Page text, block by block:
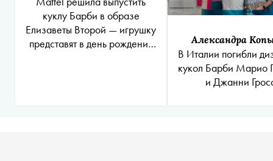
куклу Барби в образе
Елизаветы Второй — игрушку
представят в день рождения
Александра
В Италии погибли
кукол Барби Марио
и Джанни